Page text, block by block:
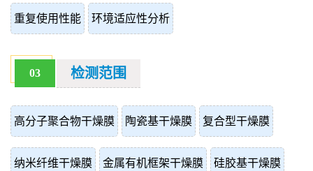
重复使用性能 环境适应性分析
03 检测范围
高分子聚合物干燥膜 陶瓷基干燥膜 复合型干燥膜
纳米纤维干燥膜 金属有机框架干燥膜 硅胶基干燥膜